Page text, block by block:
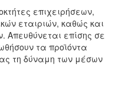
επιχειρήσεων,
εταιριών, καθώς και
Απευθύνεται επίσης σε
τα προϊόντα
τη δύναμη των μέσων